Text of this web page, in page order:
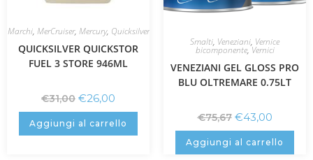
Marchi, MerCruiser, Mercury, Quicksilver
QUICKSILVER QUICKSTOR
FUEL 3 STORE 946ML
€31,00 €26,00
Aggiungi al carrello
Smalti, Veneziani, Vernice
bicomponente,Vernici
VENEZIANI GEL GLOSS PRO
BLU OLTREMARE 0.75LT
€75,67 €43,00
Aggiungi al carrello